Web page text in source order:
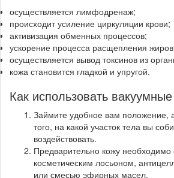
осуществляется лимфодренаж;
происходит усиление циркуляции крови;
активизация обменных процессов;
ускорение процесса расщепления
осуществляется вывод токсинов из
кожа становится гладкой и упругой.
Как использовать
Займите удобное вам положение,
того, на какой участок тела вы
воздействовать.
Предварительно кожу необходимо
косметическим лосьоном,
или смесью эфирных масел.